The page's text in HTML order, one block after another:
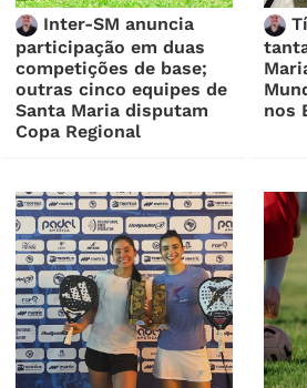
Inter-SM anuncia
participação em duas
competições de base;
outras cinco equipes de
Santa Maria disputam
Copa Regional
nos